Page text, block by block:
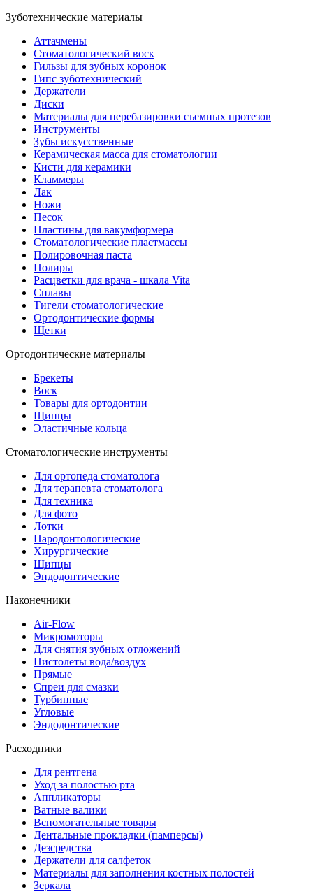
Зуботехнические материалы
Аттачмены
Стоматологический воск
Гильзы для зубных коронок
Гипс зуботехнический
Держатели
Диски
Материалы для перебазировки съемных протезов
Инструменты
Зубы искусственные
Керамическая масса для стоматологии
Кисти для керамики
Кламмеры
Лак
Ножи
Песок
Пластины для вакумформера
Стоматологические пластмассы
Полировочная паста
Полиры
Расцветки для врача - шкала Vita
Сплавы
Тигели стоматологические
Ортодонтические формы
Щетки
Ортодонтические материалы
Брекеты
Воск
Товары для ортодонтии
Щипцы
Эластичные кольца
Стоматологические инструменты
Для ортопеда стоматолога
Для терапевта стоматолога
Для техника
Для фото
Лотки
Пародонтологические
Хирургические
Щипцы
Эндодонтические
Наконечники
Air-Flow
Микромоторы
Для снятия зубных отложений
Пистолеты вода/воздух
Прямые
Спреи для смазки
Турбинные
Угловые
Эндодонтические
Расходники
Для рентгена
Уход за полостью рта
Аппликаторы
Ватные валики
Вспомогательные товары
Дентальные прокладки (памперсы)
Дезсредства
Держатели для салфеток
Материалы для заполнения костных полостей
Зеркала